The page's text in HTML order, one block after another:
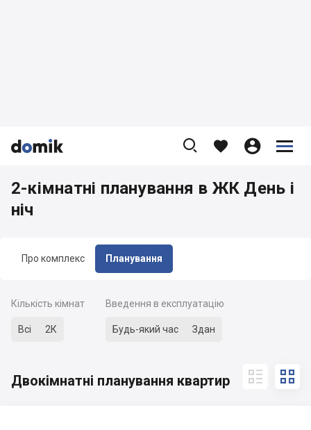


    


Про комплекс Планування
2-кімнатні планування в ЖК День і
ніч
Кількість кімнат
Всі 2К
Введення в експлуатацію
Будь-який час Здан
Двокімнатні планування квартир  